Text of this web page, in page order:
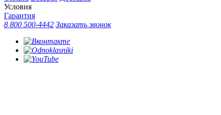
Условия
Гарантия
8 800 500-4442 Заказать звонок